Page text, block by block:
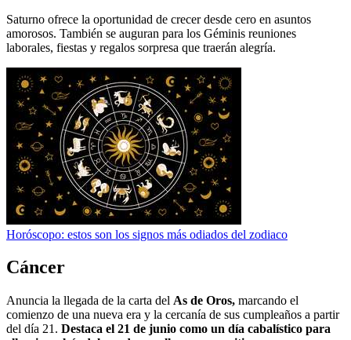
Saturno ofrece la oportunidad de crecer desde cero en asuntos
amorosos. También se auguran para los Géminis reuniones
laborales, fiestas y regalos sorpresa que traerán alegría.
Horóscopo: estos son los signos más odiados del zodiaco
Cáncer
Anuncia la llegada de la carta del As de Oros, marcando el
comienzo de una nueva era y la cercanía de sus cumpleaños a partir
del día 21. Destaca el 21 de junio como un día cabalístico para